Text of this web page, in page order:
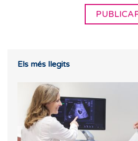
Els més llegits